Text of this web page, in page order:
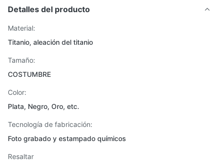
Detalles del producto
Material:
Titanio, aleación del titanio
Tamaño:
COSTUMBRE
Color:
Plata, Negro, Oro, etc.
Tecnología de fabricación:
Foto grabado y estampado químicos
Resaltar